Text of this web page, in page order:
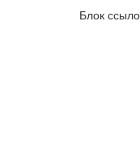
Блок